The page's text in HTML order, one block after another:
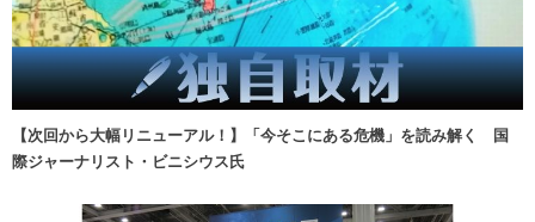
【次回から大幅リニューアル！】「今そこにある危機」を読み解く 国
際ジャーナリスト・ビニシウス氏